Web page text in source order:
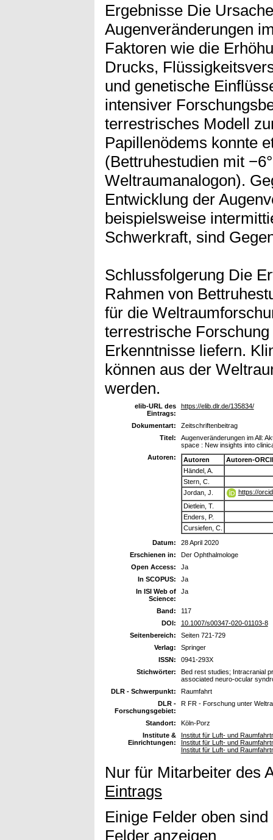
Ergebnisse Die
Augenveränderungen
Faktoren wie die
Drucks,
und genetische
intensiver
terrestrisches Modell
Papillenödems konnte
(Bettruhestudien mit
Weltraumanalogon).
Entwicklung der
beispielsweise
Schwerkraft, sind
Schlussfolgerung Die
Rahmen von
für die
terrestrische
Erkenntnisse liefern.
können aus der
werden.
elib-URL des
Eintrags:
https://elib.dlr.de/135834/
Dokumentart:
Zeitschriftenbeitrag
Titel:
Augenveränderungen im All:
space : New insights into
Autoren:
Autoren
Autoren-
Händel, A.
Stern, C.
Jordan, J.
https://
Dietlein, T.
Enders, P.
Cursiefen, C.
Datum:
28 April 2020
Erschienen in:
Der Ophthalmologe
Open Access:
Ja
In SCOPUS:
Ja
In ISI Web of
Science:
Ja
Band:
117
DOI:
10.1007/s00347-020-01103-8
Seitenbereich:
Seiten 721-729
Verlag:
Springer
ISSN:
0941-293X
Stichwörter:
Bed rest studies; Intracranial
associated neuro-ocular
DLR - Schwerpunkt:
Raumfahrt
DLR -
Forschungsgebiet:
R FR - Forschung unter
Standort:
Köln-Porz
Institute &
Einrichtungen:
Institut für Luft- und
Institut für Luft- und
Institut für Luft- und
Nur für Mitarbeiter des
Eintrags
Einige Felder oben
Felder anzeigen